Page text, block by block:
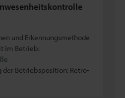
und Erkennungsmethode
im Betrieb:
der Betriebsposition: Retro-